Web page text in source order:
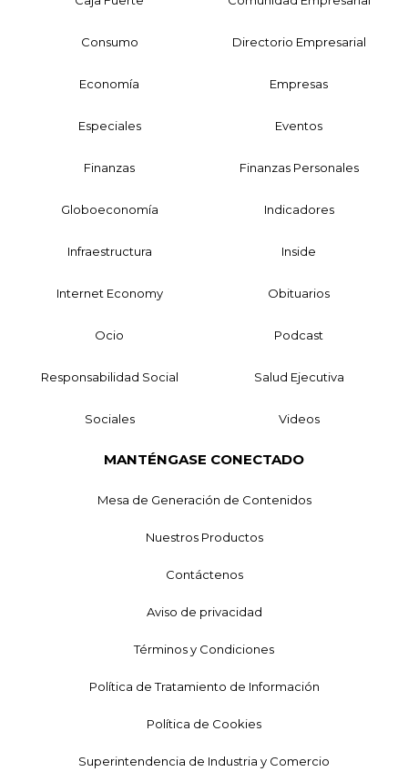
Consumo Directorio Empresarial
Economía Empresas
Especiales Eventos
Finanzas Finanzas Personales
Globoeconomía Indicadores
Infraestructura Inside
Internet Economy Obituarios
Ocio Podcast
Responsabilidad Social Salud Ejecutiva
Sociales Videos
MANTÉNGASE CONECTADO
Mesa de Generación de Contenidos
Nuestros Productos
Contáctenos
Aviso de privacidad
Términos y Condiciones
Política de Tratamiento de Información
Política de Cookies
Superintendencia de Industria y Comercio